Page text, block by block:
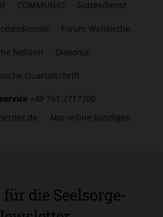
COMMUNIO Gottesdienst
Forum Weltkirche
Notizen Diakonia
Quartalschrift
+49 761 2717200
Abo online kündigen
die Seelsorge-